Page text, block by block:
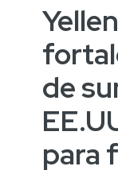
de
para